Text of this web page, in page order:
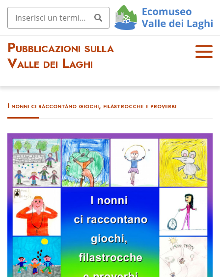
Pubblicazioni sulla
Valle dei Laghi
OPE
I nonni ci raccontano giochi, filastrocche e proverbi